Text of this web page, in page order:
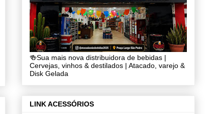
🍻Sua mais nova distribuidora de bebidas |
Cervejas, vinhos & destilados | Atacado, varejo &
Disk Gelada
LINK ACESSÓRIOS